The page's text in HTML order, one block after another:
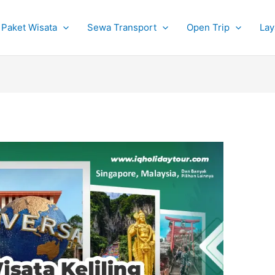
Paket Wisata Sewa Transport Open Trip